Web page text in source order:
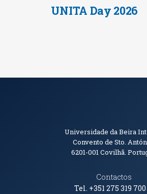
UNITA Day 2026
Informações de
Universidade da Beira
Convento de Sto.
6201-001Covilhã.
Contactos
Tel. +351 275 319